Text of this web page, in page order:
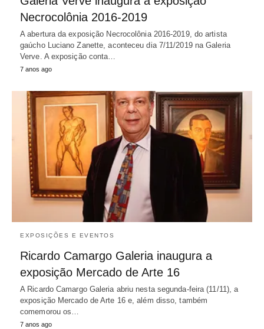
Necrocolônia 2016-2019
A abertura da exposição Necrocolônia 2016-2019, do artista
gaúcho Luciano Zanette, aconteceu dia 7/11/2019 na Galeria
Verve. A exposição conta…
7 anos ago
EXPOSIÇÕES E EVENTOS
Ricardo Camargo Galeria inaugura a
exposição Mercado de Arte 16
A Ricardo Camargo Galeria abriu nesta segunda-feira (11/11), a
exposição Mercado de Arte 16 e, além disso, também
comemorou os…
7 anos ago